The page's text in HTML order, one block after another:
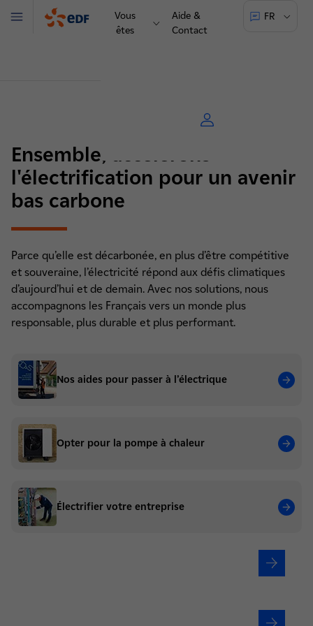
Vous
êtes
Aide &
Contact
FR
Menu
Ensemble, accélérons
l'électrification pour un avenir
bas carbone
Parce qu’elle est décarbonée, en plus d’être compétitive
et souveraine, l’électricité répond aux défis climatiques
d’aujourd’hui et de demain. Avec nos solutions, nous
accompagnons les Français vers un monde plus
responsable, plus durable et plus performant.
Nos aides pour passer à l’électrique
Opter pour la pompe à chaleur
Électrifier votre entreprise